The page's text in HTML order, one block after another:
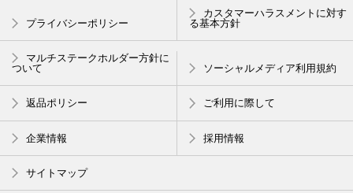
プライバシーポリシー
カスタマーハラスメントに対す
る基本方針
マルチステークホルダー方針に
ついて
ソーシャルメディア利用規約
返品ポリシー ご利用に際して
企業情報 採用情報
サイトマップ